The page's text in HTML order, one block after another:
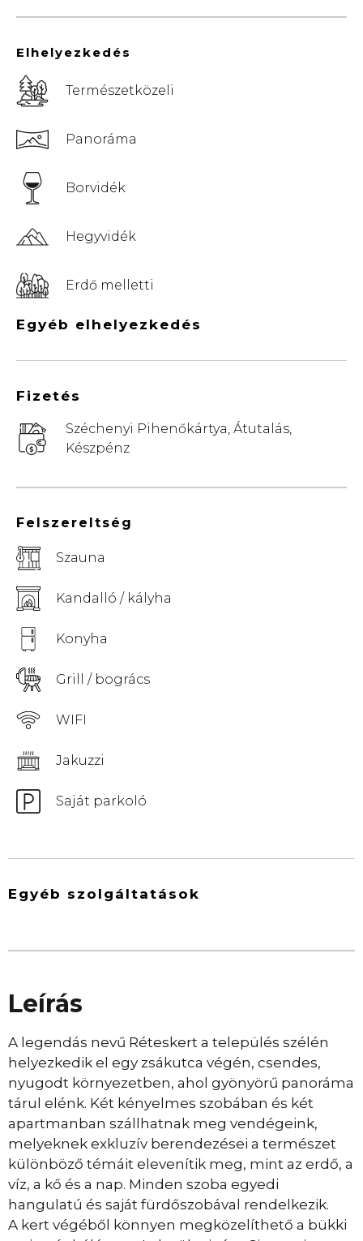
Felszereltség
Szauna
Kandalló / kályha
Konyha
Grill / bogrács
WIFI
Jakuzzi
Saját parkoló
Elhelyezkedés
Természetközeli
Panoráma
Borvidék
Hegyvidék
Erdő melletti
Egyéb elhelyezkedés
Fizetés
Széchenyi Pihenőkártya, Átutalás,
Készpénz
Egyéb szolgáltatások
Leírás
A legendás nevű Réteskert a település szélén
helyezkedik el egy zsákutca végén, csendes,
nyugodt környezetben, ahol gyönyörű panoráma
tárul elénk. Két kényelmes szobában és két
apartmanban szállhatnak meg vendégeink,
melyeknek exkluzív berendezései a természet
különböző témáit elevenítik meg, mint az erdő, a
víz, a kő és a nap. Minden szoba egyedi
hangulatú és saját fürdőszobával rendelkezik.
A kert végéből könnyen megközelíthető a bükki